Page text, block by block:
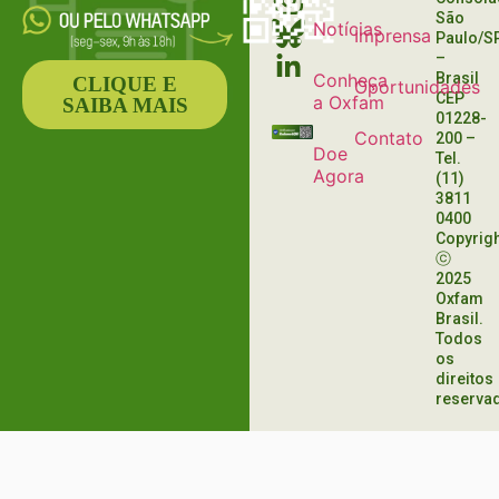
Notícias
Conheça
a Oxfam
Doe
Agora
Imprensa
Oportunidades
Contato
São
Paulo/
–
Brasil
CEP
01228-
200 –
Tel.
(11)
3811
0400
ⓒ
2025
Oxfam
Brasil.
Todos
os
direitos
CLIQUE E
SAIBA MAIS